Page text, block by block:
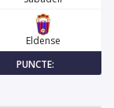
Eldense
PUNCTE: